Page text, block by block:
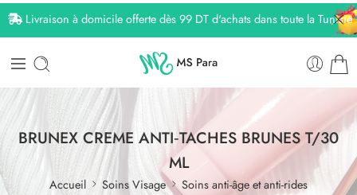
Livraison à domicile offerte dès 99 DT d'achats dans toute la Tunisie
BRUNEX CREME ANTI‐TACHES BRUNES T/30
ML
Accueil Soins Visage Soins anti-âge et anti-rides